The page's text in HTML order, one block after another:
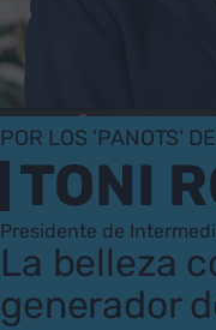
POR LOS 'PANOTS'
TONI
Presidente de
La belleza
generador